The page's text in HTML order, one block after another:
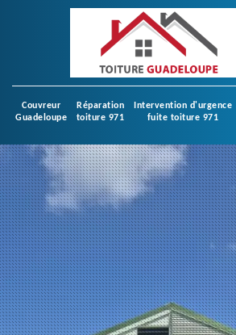
Couvreur
Guadeloupe
Réparation
toiture 971
Intervention d'urgence
fuite toiture 971